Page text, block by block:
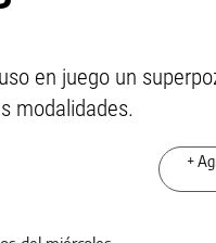
en juego un
modalidades.
+